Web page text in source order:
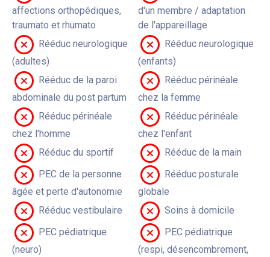
affections orthopédiques,
traumato et rhumato
d'un membre / adaptation
de l'appareillage
Rééduc neurologique
(adultes)
Rééduc neurologique
(enfants)
Rééduc de la paroi
abdominale du post partum
Rééduc périnéale
chez la femme
Rééduc périnéale
chez l'homme
Rééduc périnéale
chez l'enfant
Rééduc du sportif
Rééduc de la main
PEC de la personne
âgée et perte d'autonomie
Rééduc posturale
globale
Rééduc vestibulaire
Soins à domicile
PEC pédiatrique
(neuro)
PEC pédiatrique
(respi, désencombrement,